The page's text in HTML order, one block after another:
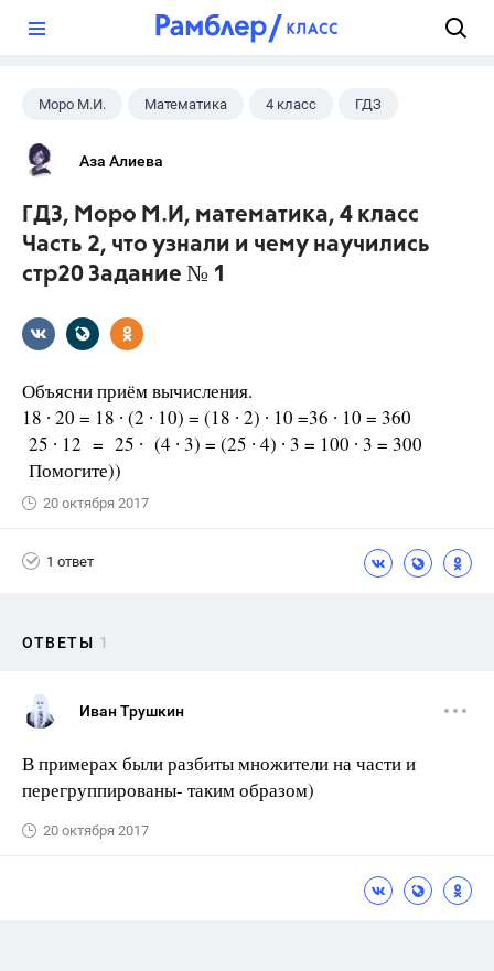
Моро М.И. Математика 4 класс ГДЗ
Аза Алиева
ГДЗ, Моро М.И, математика, 4 класс
Часть 2, что узнали и чему научились
стр20 Задание № 1
Объясни приём вычисления.
18 ∙ 20 = 18 ∙ (2 ∙ 10) = (18 ∙ 2) ∙ 10 =36 ∙ 10 = 360
25 ∙ 12 = 25 ∙ (4 ∙ 3) = (25 ∙ 4) ∙ 3 = 100 ∙ 3 = 300
Помогите))
20 октября 2017
1 ответ
ОТВЕТЫ 1
Иван Трушкин
В примерах были разбиты множители на части и
перегруппированы- таким образом)
20 октября 2017